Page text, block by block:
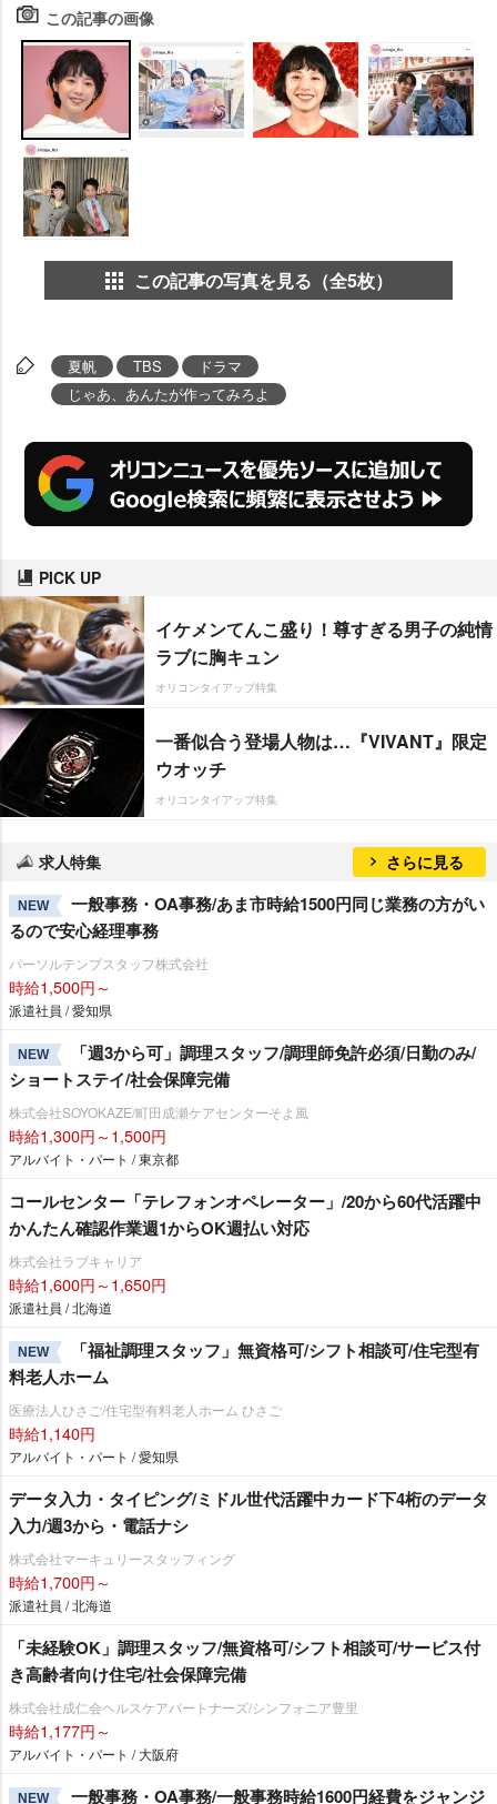
この記事の画像
この記事の写真を見る（全5枚）
夏帆 TBS
ドラマ
じゃあ、あんたが作ってみろよ
PICK UP
イケメンてんこ盛り！尊すぎる男子の純情
ラブに胸キュン
オリコンタイアップ特集
一番似合う登場人物は…『VIVANT』限定
ウオッチ
オリコンタイアップ特集
求人特集 さらに見る
NEW
一般事務・OA事務/あま市時給1500円同じ業務の方がい
るので安心経理事務
パーソルテンプスタッフ株式会社
時給1,500円～
派遣社員 / 愛知県
NEW
「週3から可」調理スタッフ/調理師免許必須/日勤のみ/
ショートステイ/社会保障完備
株式会社SOYOKAZE/町田成瀬ケアセンターそよ風
時給1,300円～1,500円
アルバイト・パート / 東京都
コールセンター「テレフォンオペレーター」/20から60代活躍中
かんたん確認作業週1からOK週払い対応
株式会社ラブキャリア
時給1,600円～1,650円
派遣社員 / 北海道
NEW
「福祉調理スタッフ」無資格可/シフト相談可/住宅型有
料老人ホーム
医療法人ひさご/住宅型有料老人ホーム ひさご
時給1,140円
アルバイト・パート / 愛知県
データ入力・タイピング/ミドル世代活躍中カード下4桁のデータ
入力/週3から・電話ナシ
株式会社マーキュリースタッフィング
時給1,700円～
派遣社員 / 北海道
「未経験OK」調理スタッフ/無資格可/シフト相談可/サービス付
き高齢者向け住宅/社会保障完備
株式会社成仁会ヘルスケアパートナーズ/シンフォニア豊里
時給1,177円～
アルバイト・パート / 大阪府
NEW
一般事務・OA事務/一般事務時給1600円経費をジャンジ